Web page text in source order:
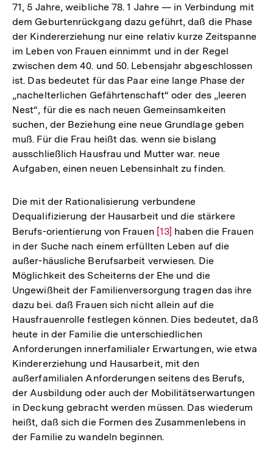
71, 5 Jahre, weibliche 78. 1 Jahre — in Verbindung mit
dem Geburtenrückgang dazu geführt, daß die Phase
der Kindererziehung nur eine relativ kurze Zeitspanne
im Leben von Frauen einnimmt und in der Regel
zwischen dem 40. und 50. Lebensjahr abgeschlossen
ist. Das bedeutet für das Paar eine lange Phase der
„nachelterlichen Gefährtenschaft“ oder des „leeren
Nest“, für die es nach neuen Gemeinsamkeiten
suchen, der Beziehung eine neue Grundlage geben
muß. Für die Frau heißt das. wenn sie bislang
ausschließlich Hausfrau und Mutter war. neue
Aufgaben, einen neuen Lebensinhalt zu finden.
Die mit der Rationalisierung verbundene
Dequalifizierung der Hausarbeit und die stärkere
Berufs-orientierung von Frauen Zur
Auflösung
der
Fußnote
[13] haben die Frauen
in der Suche nach einem erfüllten Leben auf die
außer-häusliche Berufsarbeit verwiesen. Die
Möglichkeit des Scheiterns der Ehe und die
Ungewißheit der Familienversorgung tragen das ihre
dazu bei. daß Frauen sich nicht allein auf die
Hausfrauenrolle festlegen können. Dies bedeutet, daß
heute in der Familie die unterschiedlichen
Anforderungen innerfamilialer Erwartungen, wie etwa
Kindererziehung und Hausarbeit, mit den
außerfamilialen Anforderungen seitens des Berufs,
der Ausbildung oder auch der Mobilitätserwartungen
in Deckung gebracht werden müssen. Das wiederum
heißt, daß sich die Formen des Zusammenlebens in
der Familie zu wandeln beginnen.